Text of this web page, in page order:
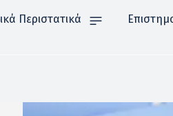
Περιστατικά